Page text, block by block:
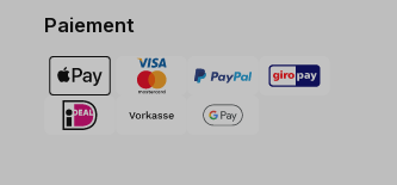
Paiement